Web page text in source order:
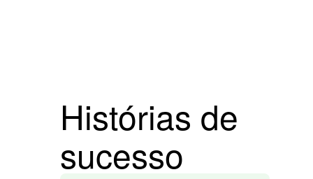
Histórias de
sucesso